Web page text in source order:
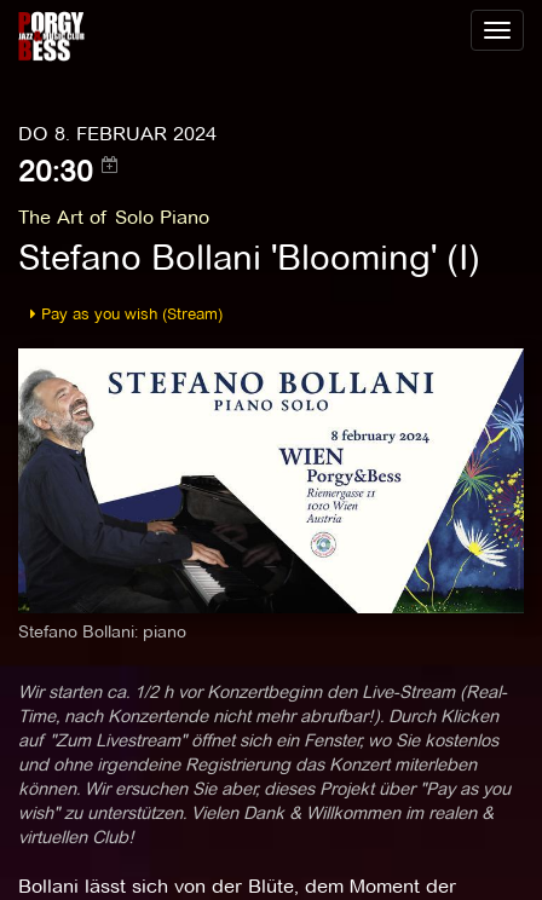
Toggle
DO 8. FEBRUAR 2024
20:30
The Art of Solo Piano
Stefano Bollani 'Blooming' (I)
Pay as you wish (Stream)
Stefano Bollani: piano
Wir starten ca. 1/2 h vor Konzertbeginn den Live-Stream (Real-
Time, nach Konzertende nicht mehr abrufbar!). Durch Klicken
auf "Zum Livestream" öffnet sich ein Fenster, wo Sie kostenlos
und ohne irgendeine Registrierung das Konzert miterleben
können. Wir ersuchen Sie aber, dieses Projekt über "Pay as you
wish" zu unterstützen. Vielen Dank & Willkommen im realen &
virtuellen Club!
Bollani lässt sich von der Blüte, dem Moment der